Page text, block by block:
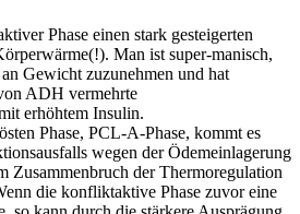
Phase einen stark gesteigerten
Man ist super-manisch,
Gewicht zuzunehmen und hat
ADH vermehrte
erhöhtem Insulin.
Phase, PCL-A-Phase, kommt es
wegen der Ödemeinlagerung
Zusammenbruch der Thermoregulation
die konfliktaktive Phase zuvor eine